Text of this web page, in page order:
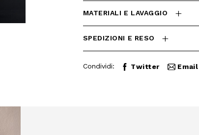
MATERIALI E LAVAGGIO
SPEDIZIONI E RESO
Condividi: Twitter Email